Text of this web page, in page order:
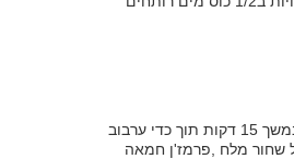
שחור מלח ,פרמז'ן חמאה